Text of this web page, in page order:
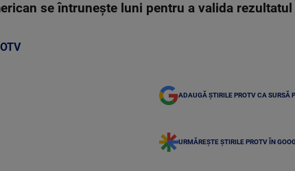
se întrunește luni pentru a valida
ADAUGĂ ȘTIRILE PROTV CA SURSĂ
URMĂREȘTE ȘTIRILE PROTV ÎN